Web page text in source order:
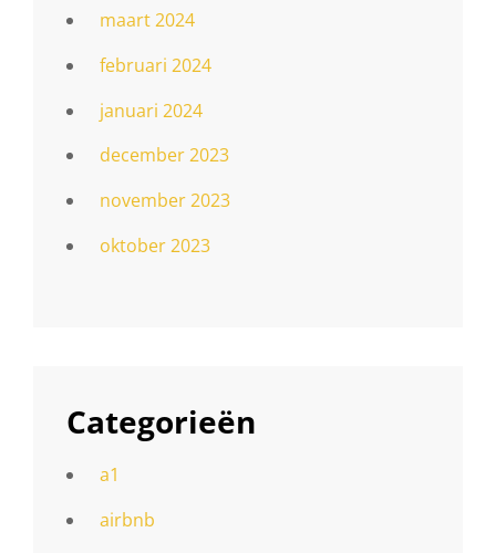
maart 2024
februari 2024
januari 2024
december 2023
november 2023
oktober 2023
Categorieën
a1
airbnb